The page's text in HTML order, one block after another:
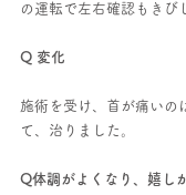
の運転で左右確認もきび
Q 変化
施術を受け、首が痛いの
て、治りました。
Q体調がよくなり、嬉し